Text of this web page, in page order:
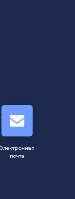
Электронная
почта